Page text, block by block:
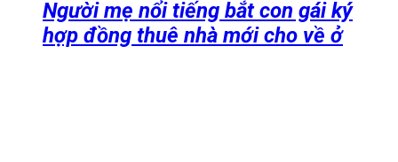
Người mẹ nổi tiếng bắt con gái ký
hợp đồng thuê nhà mới cho về ở